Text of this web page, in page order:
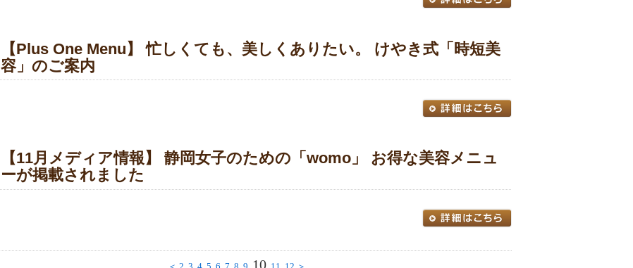
【Plus One Menu】 忙しくても、美しくありたい。 けやき式「時短美
容」のご案内
【11月メディア情報】 静岡女子のための「womo」 お得な美容メニュ
ーが掲載されました
＜ 2 3 4 5 6 7 8 9 10 11 12 ＞